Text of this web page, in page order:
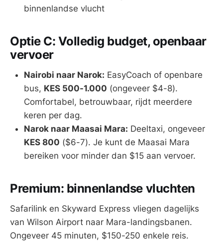
binnenlandse vlucht
Optie C: Volledig budget, openbaar
vervoer
Nairobi naar Narok: EasyCoach of openbare
bus, KES 500-1.000 (ongeveer $4-8).
Comfortabel, betrouwbaar, rijdt meerdere
keren per dag.
Narok naar Maasai Mara: Deeltaxi, ongeveer
KES 800 ($6-7). Je kunt de Maasai Mara
bereiken voor minder dan $15 aan vervoer.
Premium: binnenlandse vluchten
Safarilink en Skyward Express vliegen dagelijks
van Wilson Airport naar Mara-landingsbanen.
Ongeveer 45 minuten, $150-250 enkele reis.